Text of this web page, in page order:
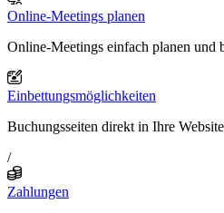
Online-Meetings planen
Online-Meetings einfach planen und
Einbettungsmöglichkeiten
Buchungsseiten direkt in Ihre
/
Zahlungen